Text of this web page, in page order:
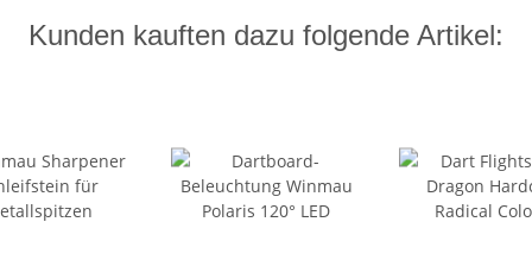
Kunden kauften dazu folgende Artikel: